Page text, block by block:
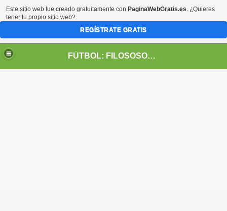
FÚTBOL: FILOSOSOFÍA DE VIDA
Este sitio web fue creado gratuitamente con PaginaWebGratis.es. ¿Quieres
tener tu propio sitio web?
REGÍSTRATE GRATIS